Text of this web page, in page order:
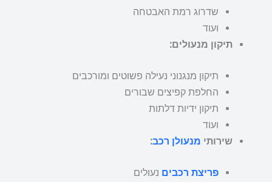
שדרוג רמת האבטחה
ועוד
תיקון מנעולים:
תיקון מנגנוני נעילה פשוטים ומורכבים
החלפת קפיצים שבורים
תיקון ידיות דלתות
ועוד
שירותי מנעולן רכב:
פריצת רכבים נעולים